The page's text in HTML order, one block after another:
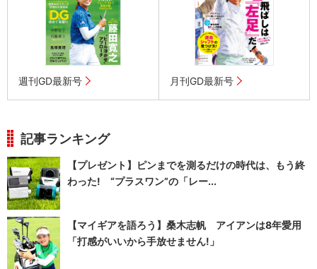
週刊GD最新号 月刊GD最新号
記事ランキング
【プレゼント】ピンまでを測るだけの時代は、もう終
わった! “プラスワン”の「レー...
【マイギアを語ろう】桑木志帆 アイアンは8年愛用
「打感がいいから手放せません!」